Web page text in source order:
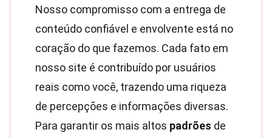
Nosso compromisso com a entrega de
conteúdo confiável e envolvente está no
coração do que fazemos. Cada fato em
nosso site é contribuído por usuários
reais como você, trazendo uma riqueza
de percepções e informações diversas.
Para garantir os mais altos padrões de